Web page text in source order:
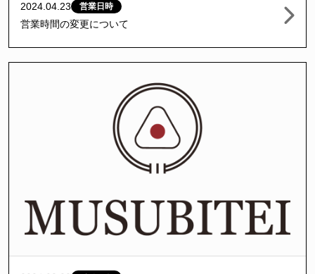
2024.04.23 営業日時
営業時間の変更について